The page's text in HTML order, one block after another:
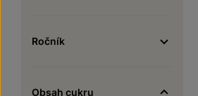
Ročník
Obsah cukru